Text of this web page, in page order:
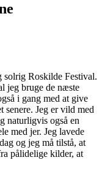
solrig Roskilde Festival.
jeg bruge de næste
i gang med at give
senere. Jeg er vild med
naturligvis også en
med jer. Jeg lavede
og jeg må tilstå, at
pålidelige kilder, at